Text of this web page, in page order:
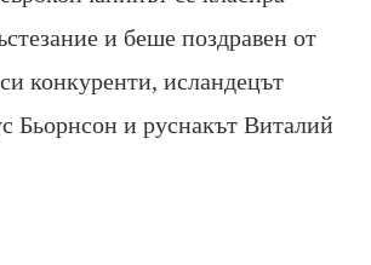
и беше поздравен от
конкуренти, исландецът
и руснакът Виталий